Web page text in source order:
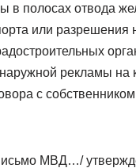
полосах отвода
или разрешения
рекламы на
с
Письмо МВД…/